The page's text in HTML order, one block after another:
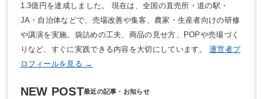
1.3億円を達成しました。 現在は、全国の直売所・道の駅・
JA・自治体などで、売場改善や集客、農家・生産者向けの研修
や講演を実施。袋詰めの工夫、商品の見せ方、POPや売場づく
りなど、すぐに実践できる内容を大切にしています。運営者プ
ロフィールを見る →
NEW POST